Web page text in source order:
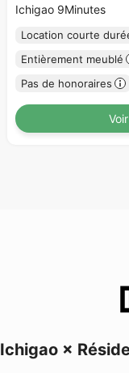
Ichigao 9Minutes
Location courte
Entièrement meublé
Pas de honoraires
Ichigao ×